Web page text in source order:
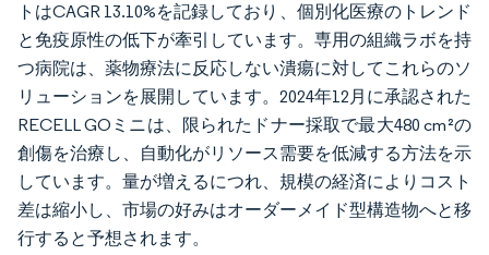
トはCAGR 13.10%を記録しており、個別化医療のトレンド
と免疫原性の低下が牽引しています。専用の組織ラボを持
つ病院は、薬物療法に反応しない潰瘍に対してこれらのソ
リューションを展開しています。2024年12月に承認された
RECELL GOミニは、限られたドナー採取で最大480 cm²の
創傷を治療し、自動化がリソース需要を低減する方法を示
しています。量が増えるにつれ、規模の経済によりコスト
差は縮小し、市場の好みはオーダーメイド型構造物へと移
行すると予想されます。